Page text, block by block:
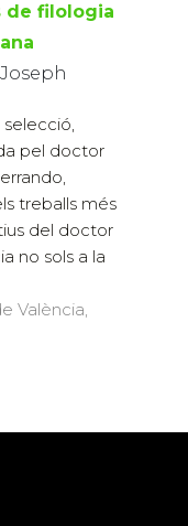
de filologia
pel doctor
treballs més
del doctor
no sols a la
València,